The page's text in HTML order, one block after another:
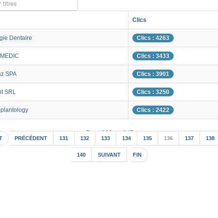
Clics
Dentaire Clics : 4263
Clics : 3433
SPA Clics : 3901
SRL Clics : 3250
Clics : 2422
Page 136 sur 147
PRÉCÉDENT 131 132 133 134 135 136 137 138
140 SUIVANT FIN